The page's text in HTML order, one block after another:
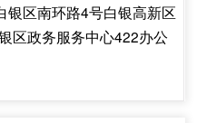
银区南环路4号白银高新区
区政务服务中心422办公